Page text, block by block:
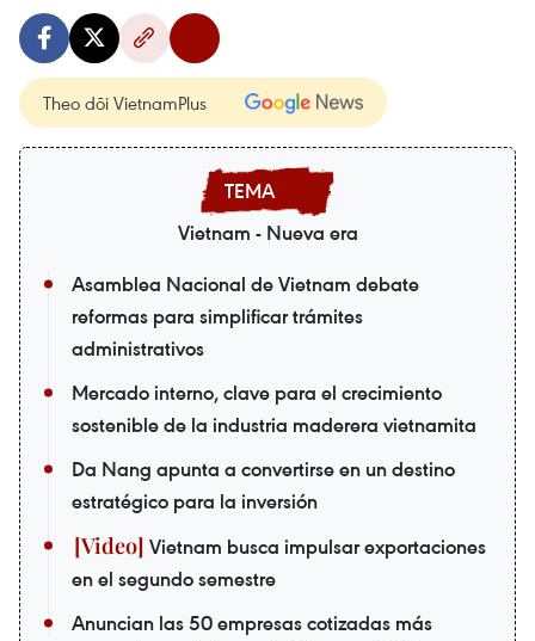
Theo dõi VietnamPlus
Vietnam - Nueva era
Asamblea Nacional de Vietnam debate
reformas para simplificar trámites
administrativos
Mercado interno, clave para el crecimiento
sostenible de la industria maderera vietnamita
Da Nang apunta a convertirse en un destino
estratégico para la inversión
Vietnam busca impulsar exportaciones
en el segundo semestre
Anuncian las 50 empresas cotizadas más